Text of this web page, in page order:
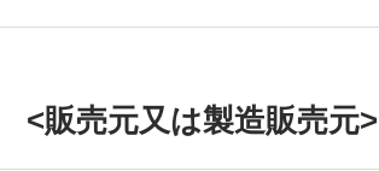
<販売元又は製造販売元>